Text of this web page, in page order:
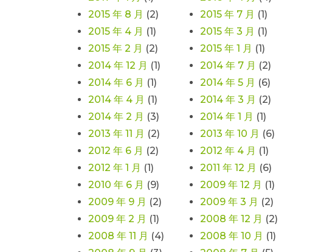
2015 年 8 月 (2) 2015 年 7 月 (1)
2015 年 4 月 (1) 2015 年 3 月 (1)
2015 年 2 月 (2) 2015 年 1 月 (1)
2014 年 12 月 (1) 2014 年 7 月 (2)
2014 年 6 月 (1) 2014 年 5 月 (6)
2014 年 4 月 (1) 2014 年 3 月 (2)
2014 年 2 月 (3) 2014 年 1 月 (1)
2013 年 11 月 (2) 2013 年 10 月 (6)
2012 年 6 月 (2) 2012 年 4 月 (1)
2012 年 1 月 (1) 2011 年 12 月 (6)
2010 年 6 月 (9) 2009 年 12 月 (1)
2009 年 9 月 (2) 2009 年 3 月 (2)
2009 年 2 月 (1) 2008 年 12 月 (2)
2008 年 11 月 (4) 2008 年 10 月 (1)